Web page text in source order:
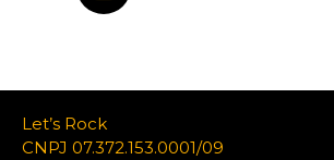
Let’s Rock
CNPJ 07.372.153.0001/09